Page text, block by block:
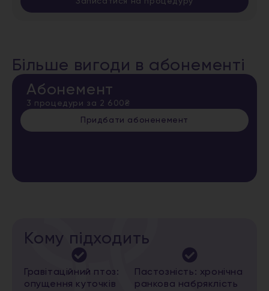
Більше вигоди в абонементі
Абонемент
3 процедури за 2 600₴
Придбати абоненемент
Кому підходить
Гравітаційний птоз:
опущення куточків
Пастозність: хронічна
ранкова набряклість